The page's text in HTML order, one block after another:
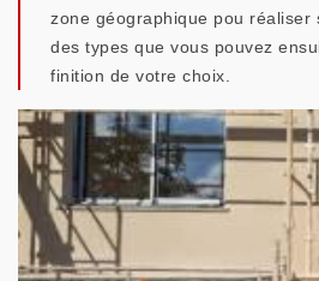
zone géographique pou réaliser
des types que vous pouvez
finition de votre choix.